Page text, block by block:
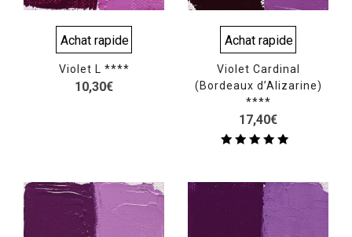
Achat rapide
Violet L ****
10,30€
Achat rapide
Violet Cardinal
(Bordeaux d’Alizarine)
****
17,40€